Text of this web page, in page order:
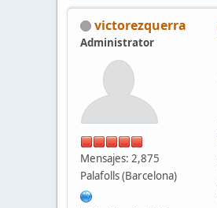
victorezquerra
Administrator
Mensajes: 2,875
Palafolls (Barcelona)